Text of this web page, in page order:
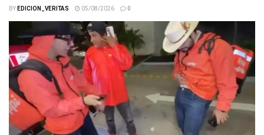
BYEDICION_VERITAS 05/08/2026 0